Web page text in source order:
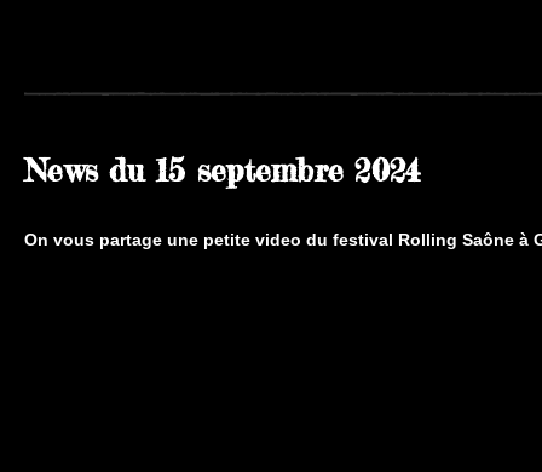
News du 15 septembre 2024
On vous partage une petite video du festival Rolling Saône à